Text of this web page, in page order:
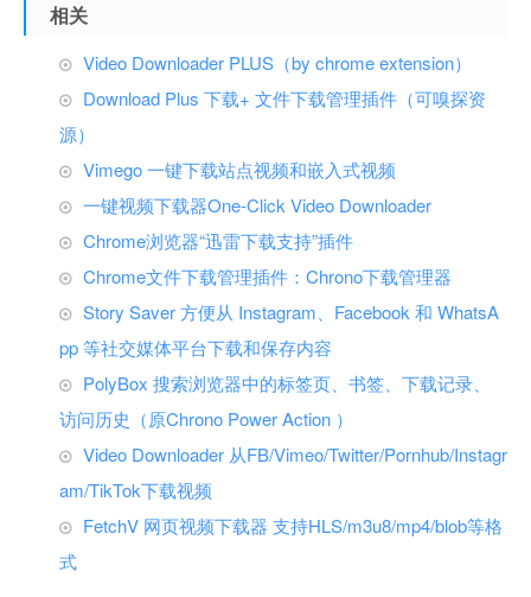
相关
Video Downloader PLUS（by chrome extension）
Download Plus 下载+ 文件下载管理插件（可嗅探资
源）
Vimego 一键下载站点视频和嵌入式视频
一键视频下载器One-Click Video Downloader
Chrome浏览器“迅雷下载支持”插件
Chrome文件下载管理插件：Chrono下载管理器
Story Saver 方便从 Instagram、Facebook 和 WhatsA
pp 等社交媒体平台下载和保存内容
PolyBox 搜索浏览器中的标签页、书签、下载记录、
访问历史（原Chrono Power Action ）
Video Downloader 从FB/Vimeo/Twitter/Pornhub/Instagr
am/TikTok下载视频
FetchV 网页视频下载器 支持HLS/m3u8/mp4/blob等格
式